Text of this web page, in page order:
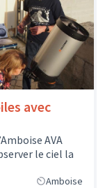
avec
AVA
le ciel la
Amboise